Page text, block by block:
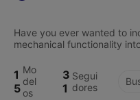
Have you ever wanted to
1
5
Mo
del
os
3
1
Segui
dores